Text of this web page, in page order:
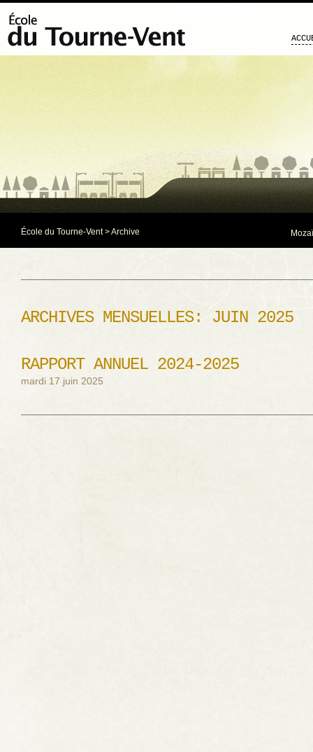
École du Tourne-Vent> Archive
ARCHIVES MENSUELLES: JUIN 2025
RAPPORT ANNUEL 2024-2025
mardi 17 juin 2025